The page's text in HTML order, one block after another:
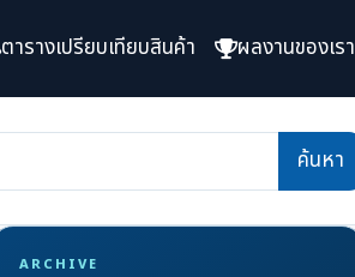
ตารางเปรียบเทียบสินค้า ผลงานของเรา
ARCHIVE